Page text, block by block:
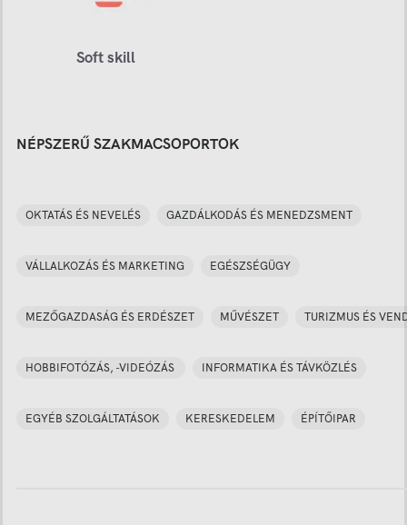
Soft skill
NÉPSZERŰ SZAKMACSOPORTOK
OKTATÁS ÉS NEVELÉS GAZDÁLKODÁS ÉS MENEDZSMENT
VÁLLALKOZÁS ÉS MARKETING EGÉSZSÉGÜGY
MEZŐGAZDASÁG ÉS ERDÉSZET MŰVÉSZET TURIZMUS ÉS
HOBBIFOTÓZÁS, -VIDEÓZÁS INFORMATIKA ÉS TÁVKÖZLÉS
EGYÉB SZOLGÁLTATÁSOK KERESKEDELEM ÉPÍTŐIPAR